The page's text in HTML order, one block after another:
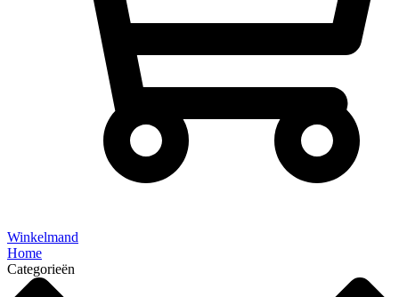
Winkelmand
Home
Categorieën